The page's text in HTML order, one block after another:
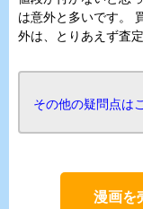
は意外と多いです。
外は、とりあえず査
その他の疑問点は
漫画を